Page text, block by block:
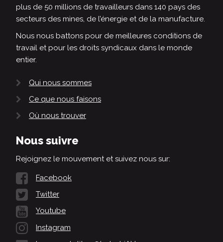
plus de 50 millions de travailleurs dans 140 pays des
secteurs des mines, de l’énergie et de la manufacture.
Nous nous battons pour de meilleures conditions de
travail et pour les droits syndicaux dans le monde
entier.
Qui nous sommes
Ce que nous faisons
Où nous trouver
Nous suivre
Rejoignez le mouvement et suivez nous sur:
Facebook
Twitter
Youtube
Instagram